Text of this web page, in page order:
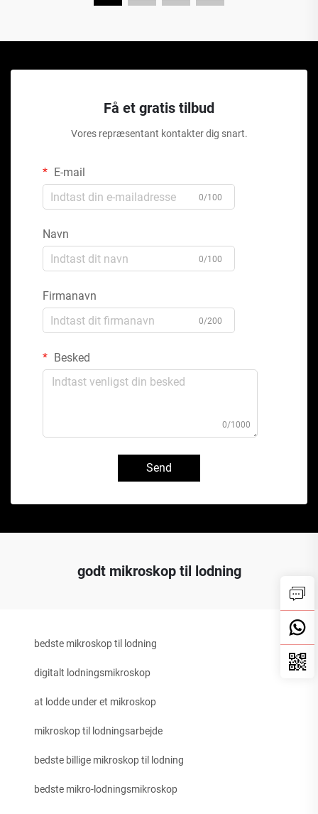
Få et gratis tilbud
Vores repræsentant kontakter dig snart.
E-mail
0/100
Navn
0/100
Firmanavn
0/200
Besked
0/1000
Send
godt mikroskop til lodning
bedste mikroskop til lodning
digitalt lodningsmikroskop
at lodde under et mikroskop
mikroskop til lodningsarbejde
bedste billige mikroskop til lodning
bedste mikro-lodningsmikroskop